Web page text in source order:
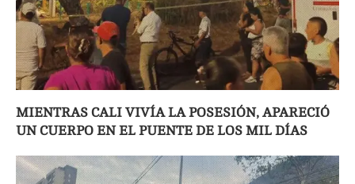
MIENTRAS CALI VIVÍA LA POSESIÓN, APARECIÓ
UN CUERPO EN EL PUENTE DE LOS MIL DÍAS